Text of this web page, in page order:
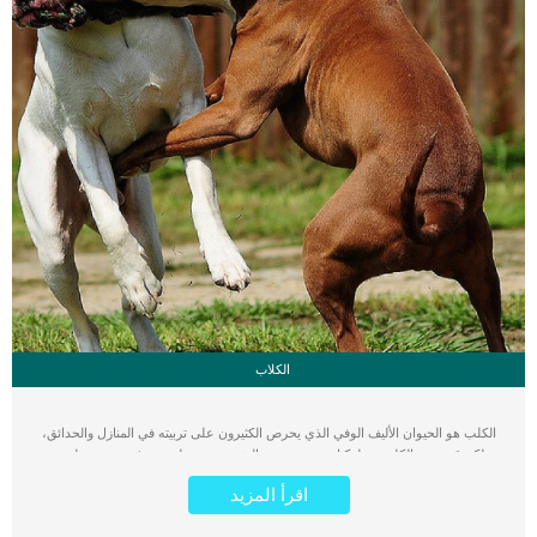
الكلاب
الكلب هو الحيوان الأليف الوفي الذي يحرص الكثيرون على تربيته في المنازل والحدائق،
ولكن قد يقوم الكلب بسلوكيات عنيفة بعض الشيء حتى يعلن عن غضبة وسخطه من
شيء ما. من الممكن أن يسبب الكلب الأذى للجيران، أو يقوم بالصراع والقتال العنيف مع
كلب الجيران في الحديقة المنزلية. كذلك قد ينشأ عراك الكلاب في الحدائق التي تتنزه
فيها الكلاب بشكل كبير. أولا هناك العديد من الأسباب التي من الممكن أن تؤدي إلى حدوث
اقرأ المزيد